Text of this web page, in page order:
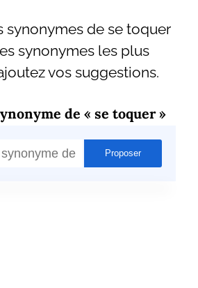
synonymes de se toquer
synonymes les plus
vos suggestions.
de « se toquer »